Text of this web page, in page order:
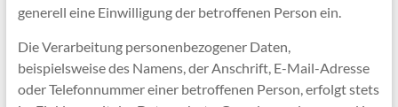
generell eine Einwilligung der betroffenen Person ein.
Die Verarbeitung personenbezogener Daten,
beispielsweise des Namens, der Anschrift, E-Mail-Adresse
oder Telefonnummer einer betroffenen Person, erfolgt stets